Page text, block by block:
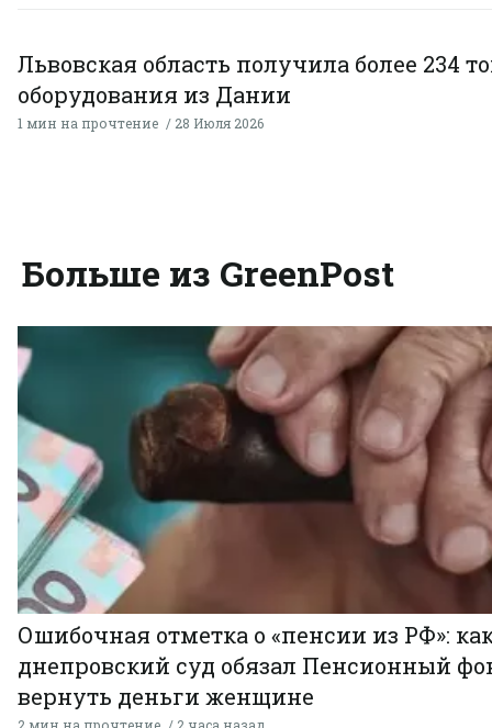
Львовская область получила более 234
оборудования из Дании
1 мин на прочтение 28 Июля 2026
Больше из GreenPost
Ошибочная отметка о «пенсии из РФ»:
днепровский суд обязал Пенсионный
вернуть деньги женщине